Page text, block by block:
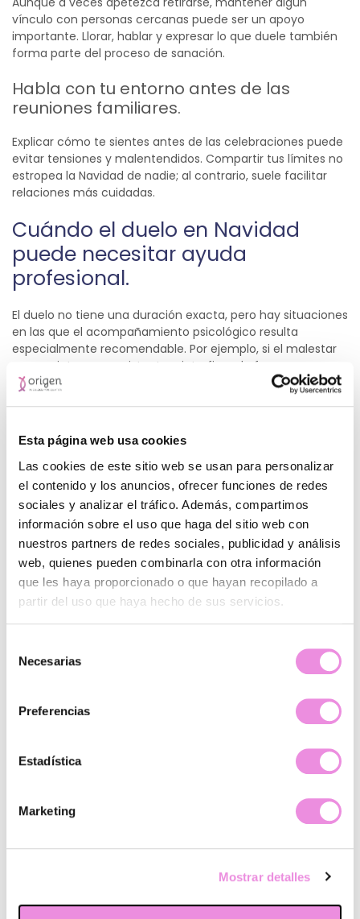
Esta página web usa cookies
Las cookies de este sitio web se usan para personalizar
el contenido y los anuncios, ofrecer funciones de redes
sociales y analizar el tráfico. Además, compartimos
información sobre el uso que haga del sitio web con
nuestros partners de redes sociales, publicidad y análisis
web, quienes pueden combinarla con otra información
que les haya proporcionado o que hayan recopilado a
partir del uso que haya hecho de sus servicios.
Necesarias
Preferencias
Estadística
Marketing
Mostrar detalles
vínculo con personas cercanas puede ser un apoyo
importante. Llorar, hablar y expresar lo que duele también
forma parte del proceso de sanación.
Habla con tu entorno antes de las
reuniones familiares.
Explicar cómo te sientes antes de las celebraciones puede
evitar tensiones y malentendidos. Compartir tus límites no
estropea la Navidad de nadie; al contrario, suele facilitar
relaciones más cuidadas.
Cuándo el duelo en Navidad
puede necesitar ayuda
profesional.
El duelo no tiene una duración exacta, pero hay situaciones
en las que el acompañamiento psicológico resulta
especialmente recomendable. Por ejemplo, si el malestar
es muy intenso, persistente o interfiere de forma
significativa en la vida diaria.
Señales como el bloqueo
emocional, el aislamiento prolongado, la desesperanza
indicar que el duelo necesita un espacio terapéutico.
Cómo puede ayudarte un psicólogo
especializado en duelo.
Un psicólogo especializado en duelo puede ayudarte a
comprender lo que estás viviendo, a validar tus emociones
y a desarrollar recursos para afrontar estas fechas con
mayor equilibrio emocional.
con profesionales que acompañan procesos de duelo
desde una mirada cercana, respetuosa y basada en la
Atravesar la Navidad también es una forma de sanar. Vivir
atrás. Significa que estás aprendiendo a convivir con una
ausencia que importa. El dolor no indica debilidad; habla de
teniendo valor.
esconder lo que sientes para encajar. Cada gesto de
veces, sanar no es dejar de sentir, sino aprender a sostener